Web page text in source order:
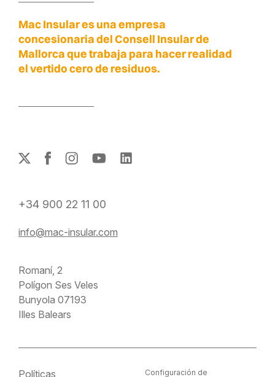
Mac Insular es una empresa
concesionaria del Consell Insular de
Mallorca que trabaja para hacer realidad
el vertido cero de residuos.
+34 900 22 11 00
info@mac-insular.com
Romaní, 2
Polígon Ses Veles
Bunyola 07193
Illes Balears
Políticas
Configuración de